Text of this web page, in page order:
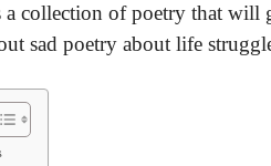
a collection of poetry that will
sad poetry about life